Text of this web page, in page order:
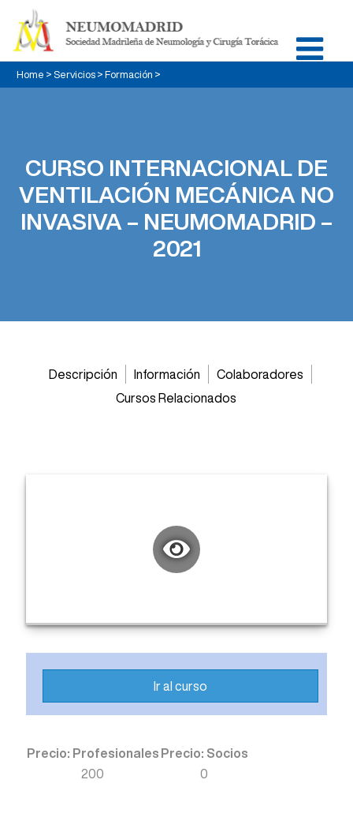
Home > Servicios> Formación >
CURSO INTERNACIONAL DE
VENTILACIÓN MECÁNICA NO
INVASIVA – NEUMOMADRID –
2021
Descripción Información
Colaboradores
Cursos Relacionados
Ir al curso
Precio: Profesionales Precio: Socios
200
0